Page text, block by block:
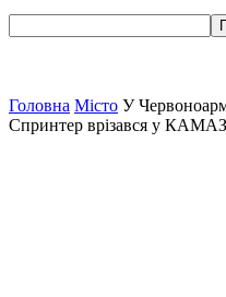
Головна Місто У
Спринтер врізався у